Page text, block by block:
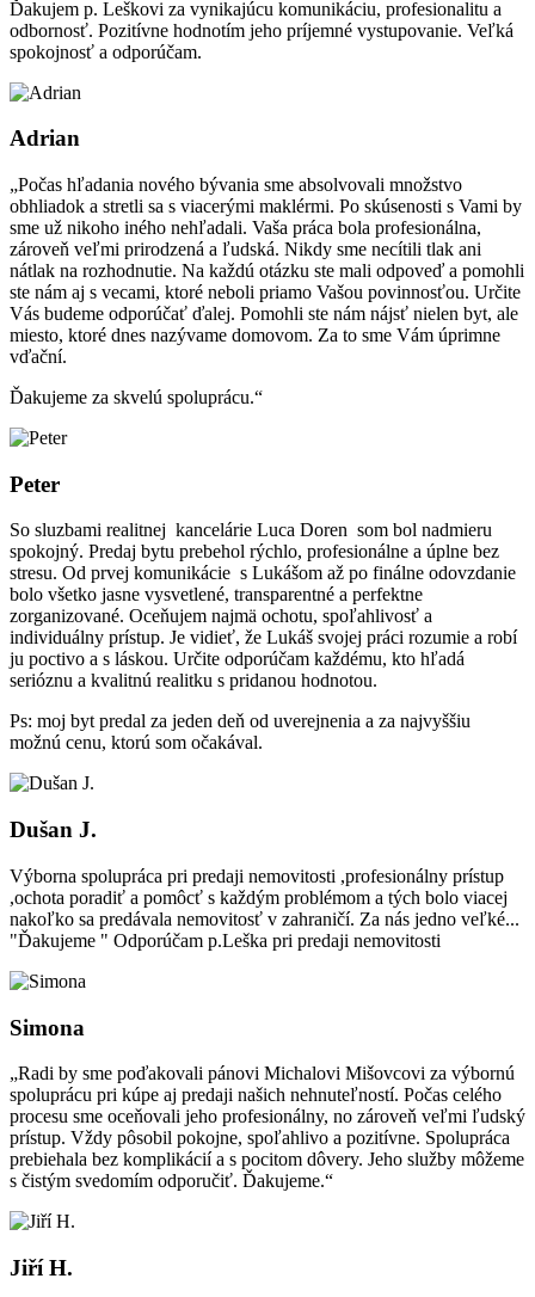
Ďakujem p. Leškovi za vynikajúcu komunikáciu, profesionalitu a
odbornosť. Pozitívne hodnotím jeho príjemné vystupovanie. Veľká
spokojnosť a odporúčam.
Adrian
„Počas hľadania nového bývania sme absolvovali množstvo
obhliadok a stretli sa s viacerými maklérmi. Po skúsenosti s Vami by
sme už nikoho iného nehľadali. Vaša práca bola profesionálna,
zároveň veľmi prirodzená a ľudská. Nikdy sme necítili tlak ani
nátlak na rozhodnutie. Na každú otázku ste mali odpoveď a pomohli
ste nám aj s vecami, ktoré neboli priamo Vašou povinnosťou. Určite
Vás budeme odporúčať ďalej. Pomohli ste nám nájsť nielen byt, ale
miesto, ktoré dnes nazývame domovom. Za to sme Vám úprimne
vďační.
Ďakujeme za skvelú spoluprácu.“
Peter
So sluzbami realitnej kancelárie Luca Doren som bol nadmieru
spokojný. Predaj bytu prebehol rýchlo, profesionálne a úplne bez
stresu. Od prvej komunikácie s Lukášom až po finálne odovzdanie
bolo všetko jasne vysvetlené, transparentné a perfektne
zorganizované. Oceňujem najmä ochotu, spoľahlivosť a
individuálny prístup. Je vidieť, že Lukáš svojej práci rozumie a robí
ju poctivo a s láskou. Určite odporúčam každému, kto hľadá
serióznu a kvalitnú realitku s pridanou hodnotou.
Ps: moj byt predal za jeden deň od uverejnenia a za najvyššiu
možnú cenu, ktorú som očakával.
Dušan J.
Výborna spolupráca pri predaji nemovitosti ,profesionálny prístup
,ochota poradiť a pomôcť s každým problémom a tých bolo viacej
nakoľko sa predávala nemovitosť v zahraničí. Za nás jedno veľké...
"Ďakujeme " Odporúčam p.Leška pri predaji nemovitosti
Simona
„Radi by sme poďakovali pánovi Michalovi Mišovcovi za výbornú
spoluprácu pri kúpe aj predaji našich nehnuteľností. Počas celého
procesu sme oceňovali jeho profesionálny, no zároveň veľmi ľudský
prístup. Vždy pôsobil pokojne, spoľahlivo a pozitívne. Spolupráca
prebiehala bez komplikácií a s pocitom dôvery. Jeho služby môžeme
s čistým svedomím odporučiť. Ďakujeme.“
Jiří H.